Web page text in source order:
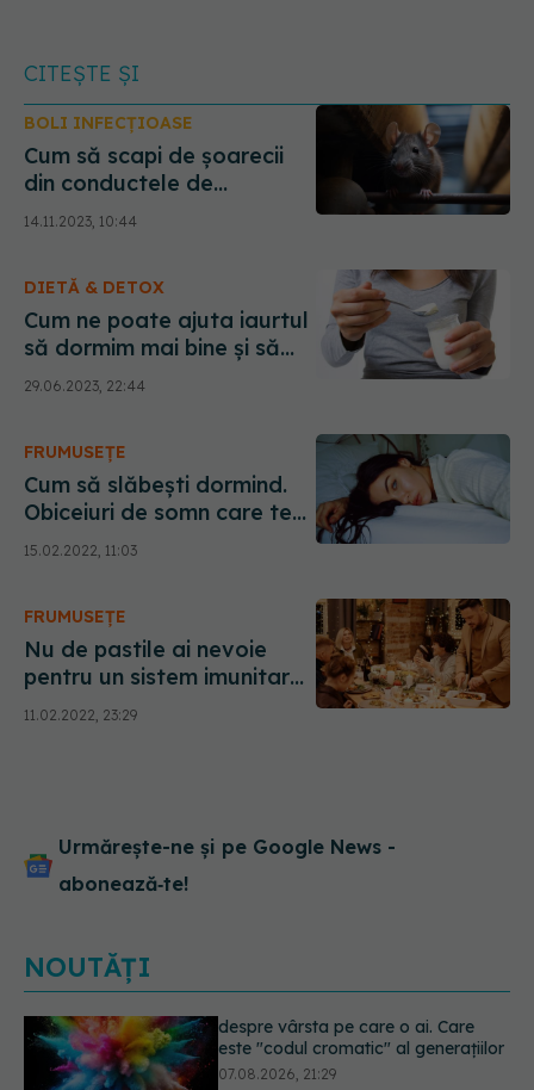
CITEȘTE ȘI
BOLI INFECȚIOASE
Cum să scapi de șoarecii
din conductele de
canalizare. Ce îi atrage în
casa ta. Cum îți dai seama
14.11.2023, 10:44
DIETĂ & DETOX
Cum ne poate ajuta iaurtul
să dormim mai bine și să
avem un ten luminos.
Alexandrescu:
care au nevoie de ajutor
29.06.2023, 22:44
FRUMUSEȚE
Cum să slăbești dormind.
Obiceiuri de somn care te
pot ajuta să scapi de
kilogramele în plus
15.02.2022, 11:03
FRUMUSEȚE
Nu de pastile ai nevoie
pentru un sistem imunitar
bun. Iată recomandările
unui nutriționist
11.02.2022, 23:29
Urmărește-ne și pe Google News -
abonează‑te!
NOUTĂȚI
EXCLUSIV Cancerele care pot fi
prevenite. Dr. Sorin Bogdan